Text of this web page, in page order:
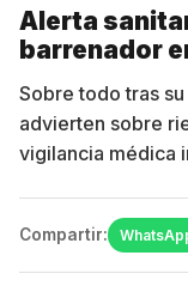
Alerta
barrenador
Sobre todo tras
advierten sobre
vigilancia médica
Compartir: